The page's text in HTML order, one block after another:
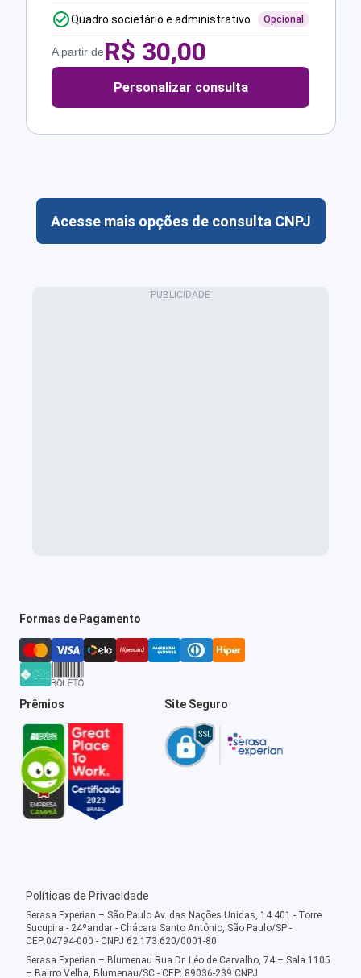
Quadro societário e administrativo Opcional
A partir deR$ 30,00
Personalizar consulta
Acesse mais opções de consulta CNPJ
Formas de Pagamento
Prêmios Site Seguro
Políticas de Privacidade
Serasa Experian – São Paulo Av. das Nações Unidas, 14.401 - Torre
Sucupira - 24ºandar - Chácara Santo Antônio, São Paulo/SP -
CEP:04794-000 - CNPJ 62.173.620/0001-80
Serasa Experian – Blumenau Rua Dr. Léo de Carvalho, 74 – Sala 1105
– Bairro Velha, Blumenau/SC - CEP: 89036-239 CNPJ